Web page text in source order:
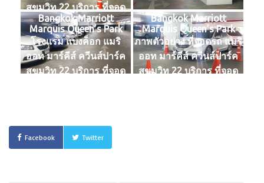
สุขุมวิท 22 บริการ ที่จอด
รถ 24 ชั่วโมง รายวัน, ราย
เดือน
Bangkok Marriott
Marquis Queen’s Park
โรงแรม แบงค็อก แมริ
ออท มาร์คีส์ ควีนส์ปาร์ค
สุขุมวิท 22 บริการ ที่จอด
Bangkok Marriott
Marquis Queen’s Park
ภาพตัวอย่าง ที่จอดรถ แมริ
ออท มาร์คีส์ ควีนส์ปาร์ค
สุขุมวิท 22 บริการ ที่จอด
Facebook Twitter